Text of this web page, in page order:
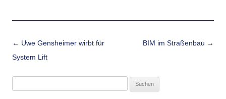
Beitrags-Navigation
← Uwe Gensheimer wirbt für
System Lift
BIM im Straßenbau →